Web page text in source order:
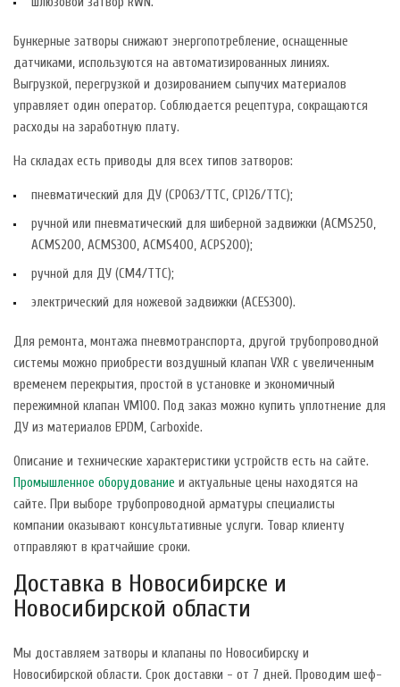
Бункерные затворы снижают энергопотребление, оснащенные
датчиками, используются на автоматизированных линиях.
Выгрузкой, перегрузкой и дозированием сыпучих материалов
управляет один оператор. Соблюдается рецептура, сокращаются
расходы на заработную плату.
На складах есть приводы для всех типов затворов:
пневматический для ДУ (CP063/TTC, CP126/TTC);
ручной или пневматический для шиберной задвижки (ACMS250,
ACMS200, ACMS300, ACMS400, ACPS200);
ручной для ДУ (СМ4/ТТС);
электрический для ножевой задвижки (ACES300).
Для ремонта, монтажа пневмотранспорта, другой трубопроводной
системы можно приобрести воздушный клапан VXR с увеличенным
временем перекрытия, простой в установке и экономичный
пережимной клапан VM100. Под заказ можно купить уплотнение для
ДУ из материалов EPDM, Carboxide.
Описание и технические характеристики устройств есть на сайте.
Промышленное оборудование и актуальные цены находятся на
сайте. При выборе трубопроводной арматуры специалисты
компании оказывают консультативные услуги. Товар клиенту
отправляют в кратчайшие сроки.
Доставка в Новосибирске и
Новосибирской области
Мы доставляем затворы и клапаны по Новосибирску и
Новосибирской области. Срок доставки - от 7 дней. Проводим шеф-